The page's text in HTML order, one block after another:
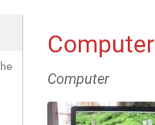
Computer
Computer